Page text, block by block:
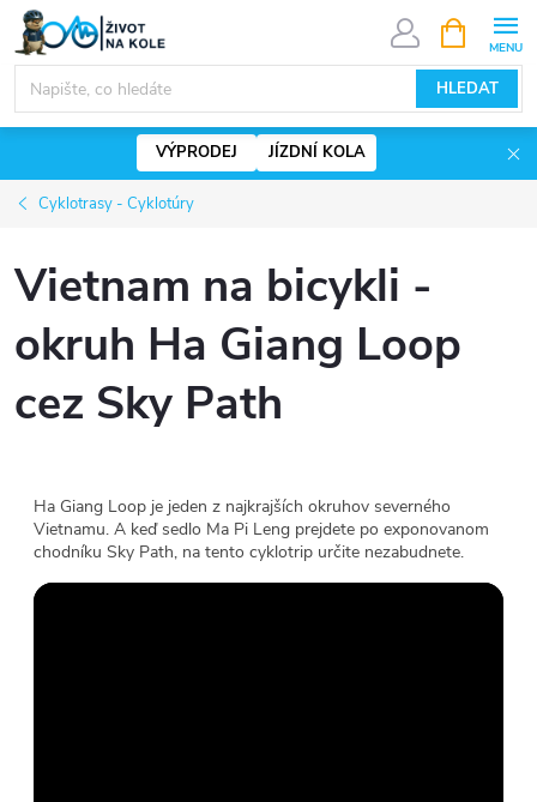
Přejít
obsah
HLEDAT
NÁKUPNÍ
KOŠÍK
VÝPRODEJ JÍZDNÍ KOLA
Cyklotrasy - Cyklotúry
Vietnam na bicykli -
okruh Ha Giang Loop
cez Sky Path
Ha Giang Loop je jeden z najkrajších okruhov severného
Vietnamu. A keď sedlo Ma Pi Leng prejdete po exponovanom
chodníku Sky Path, na tento cyklotrip určite nezabudnete.
www.zivotnakole.eu - Chat